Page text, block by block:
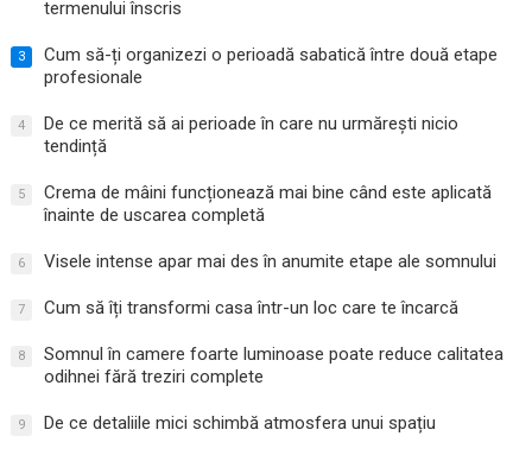
termenului înscris
3
Cum să-ți organizezi o perioadă sabatică între două etape
profesionale
4
De ce merită să ai perioade în care nu urmărești nicio
tendință
5
Crema de mâini funcționează mai bine când este aplicată
înainte de uscarea completă
6 Visele intense apar mai des în anumite etape ale somnului
7 Cum să îți transformi casa într-un loc care te încarcă
8
Somnul în camere foarte luminoase poate reduce calitatea
odihnei fără treziri complete
9 De ce detaliile mici schimbă atmosfera unui spațiu